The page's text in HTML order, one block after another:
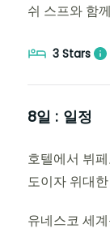
쉬 스프와 함
3 Stars
8일 : 일정
호텔에서 뷔
도이자 위대
유네스코 세